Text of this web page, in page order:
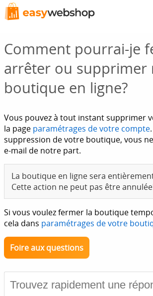
Comment pourrai-je
arrêter ou supprimer
boutique en ligne?
Vous pouvez à tout instant supprimer
la page paramétrages de votre compte
suppression de votre boutique, vous
e-mail de notre part.
La boutique en ligne sera
Cette action ne peut pas être
Si vous voulez fermer la boutique
cela dans paramétrages de votre
Foire aux questions